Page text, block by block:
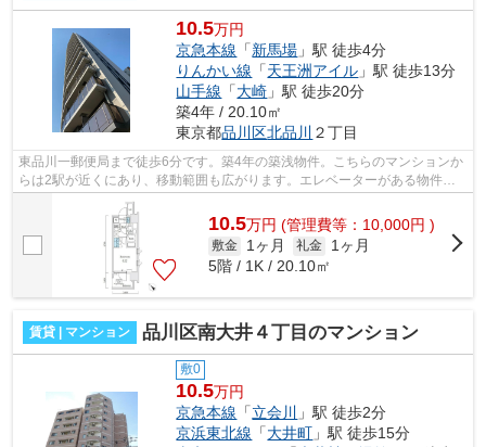
10.5万円
京急本線 「新馬場 」駅 徒歩4分
りんかい線 「天王洲アイル 」駅 徒歩13分
山手線 「大崎 」駅 徒歩20分
築4年 / 20.10㎡
東京都品川区北品川 ２丁目
東品川一郵便局まで徒歩6分です。築4年の築浅物件。こちらのマンションか
らは2駅が近くにあり、移動範囲も広がります。エレベーターがある物件で
す。当社スタッフが地域の賃貸情報をご...
10.5万円 (管理費等：10,000円 )
敷金 1ヶ月 礼金
1ヶ月
5階 / 1K / 20.10㎡
賃貸 | マンション 品川区南大井４丁目のマンション
敷0
10.5万円
京急本線 「立会川
」駅 徒歩2分
京浜東北線 「大井町 」駅 徒歩15分